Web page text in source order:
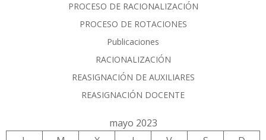
PROCESO DE RACIONALIZACIÓN
PROCESO DE ROTACIONES
Publicaciones
RACIONALIZACIÓN
REASIGNACIÓN DE AUXILIARES
REASIGNACIÓN DOCENTE
mayo 2023